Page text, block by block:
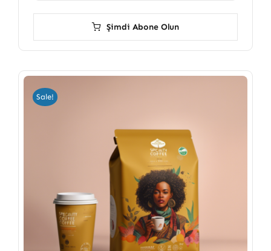
Şimdi Abone Olun
Sale!